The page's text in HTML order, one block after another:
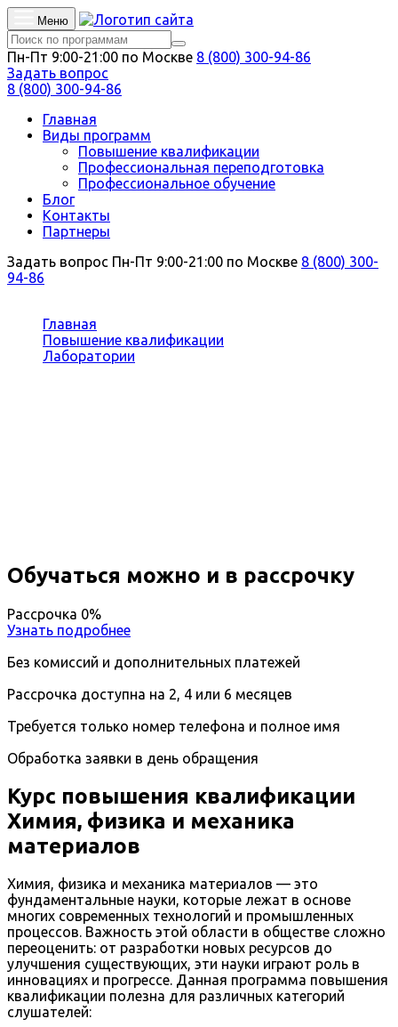
Меню
Пн-Пт 9:00-21:00 по Москве 8 (800) 300-94-86
Задать вопрос
8 (800) 300-94-86
Главная
Виды программ
Повышение квалификации
Профессиональная переподготовка
Профессиональное обучение
Блог
Контакты
Партнеры
Задать вопрос Пн-Пт 9:00-21:00 по Москве 8 (800) 300-
94-86
Главная
Повышение квалификации
Лаборатории
Обучаться можно и в рассрочку
Рассрочка 0%
Узнать подробнее
Без комиссий и дополнительных платежей
Рассрочка доступна на 2, 4 или 6 месяцев
Требуется только номер телефона и полное имя
Обработка заявки в день обращения
Курс повышения квалификации
Химия, физика и механика
материалов
Химия, физика и механика материалов — это
фундаментальные науки, которые лежат в основе
многих современных технологий и промышленных
процессов. Важность этой области в обществе сложно
переоценить: от разработки новых ресурсов до
улучшения существующих, эти науки играют роль в
инновациях и прогрессе. Данная программа повышения
квалификации полезна для различных категорий
слушателей: